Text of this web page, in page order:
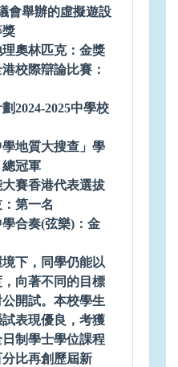
會舉辦的虛擬遊設
獎
奧林匹克：金獎
校際辯論比賽：
2024-2025中學校
學地質大搜查」學
冠軍
賽香港代表選拔
第一名
合奏(弦樂)：金
下，同學仍能以
向著不同的目標
開試。本校學生
表現優良，考獲
制學士學位課程
比再創歷屆新